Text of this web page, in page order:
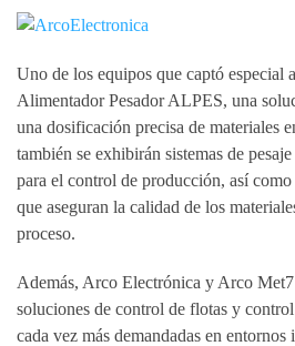
Uno de los equipos que captó especial
Alimentador Pesador ALPES, una
una dosificación precisa de materiales
también se exhibirán sistemas de
para el control de producción, así
que aseguran la calidad de los
proceso.
Además, Arco Electrónica y Arco
soluciones de control de flotas y
cada vez más demandadas en entornos